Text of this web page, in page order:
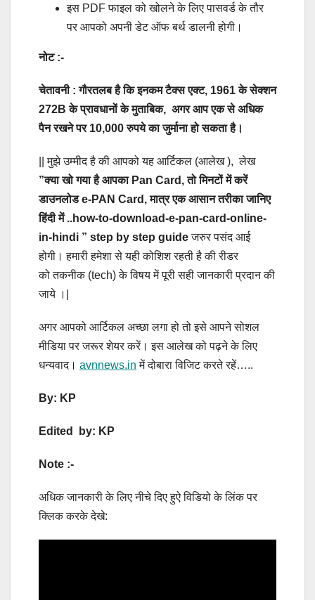
इस PDF फाइल को खोलने के लिए पासवर्ड के तौर
पर आपको अपनी डेट ऑफ बर्थ डालनी होगी।
नोट :-
चेतावनी : गौरतलब है कि इनकम टैक्स एक्ट, 1961 के सेक्शन
272B के प्रावधानों के मुताबिक, अगर आप एक से अधिक
पैन रखने पर 10,000 रुपये का जुर्माना हो सकता है।
|| मुझे उम्मीद है की आपको यह आर्टिकल (आलेख ), लेख
”क्या खो गया है आपका Pan Card, तो मिनटों में करें
डाउनलोड e-PAN Card, मात्र एक आसान तरीका जानिए
हिंदी में ..how-to-download-e-pan-card-online-
in-hindi ” step by step guideजरुर पसंद आई
होगी। हमारी हमेशा से यही कोशिश रहती है की रीडर
कोतकनीक (tech) के विषय में पूरी सही जानकारी प्रदान की
जाये ।|
अगर आपको आर्टिकल अच्छा लगा हो तो इसे आपने सोशल
मीडिया पर जरूर शेयर करें। इस आलेख को पढ़ने के लिए
धन्यवाद। avnnews.in में दोबारा विजिट करते रहें…..
By: KP
Edited by: KP
Note :-
अधिक जानकारी के लिए नीचे दिए हुऐ विडियो के लिंक पर
क्लिक करके देखे: